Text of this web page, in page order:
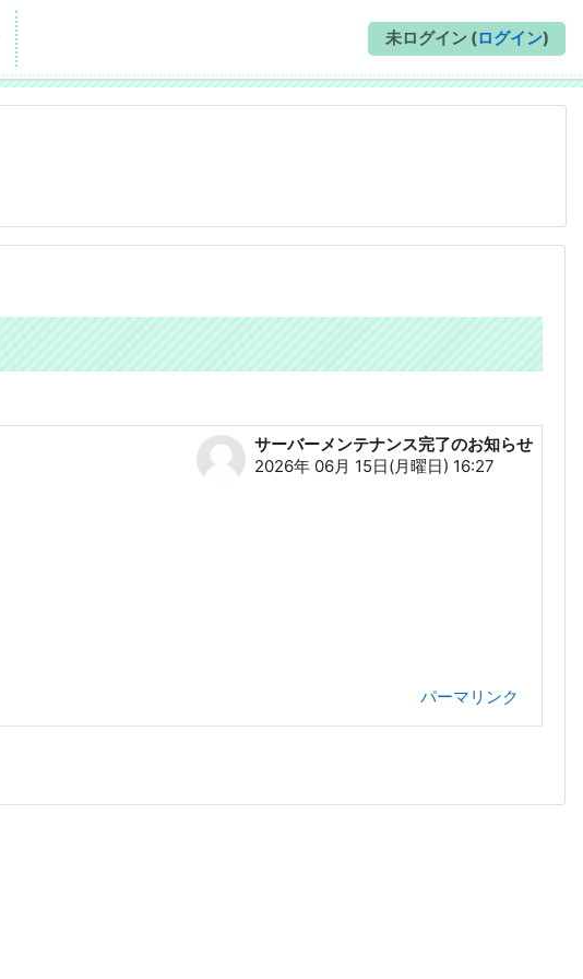
未ログイン (ログイン)
サーバーメンテナンス完了のお知らせ
2026年 06月 15日(月曜日) 16:27
返信数: 0
パーマリンク